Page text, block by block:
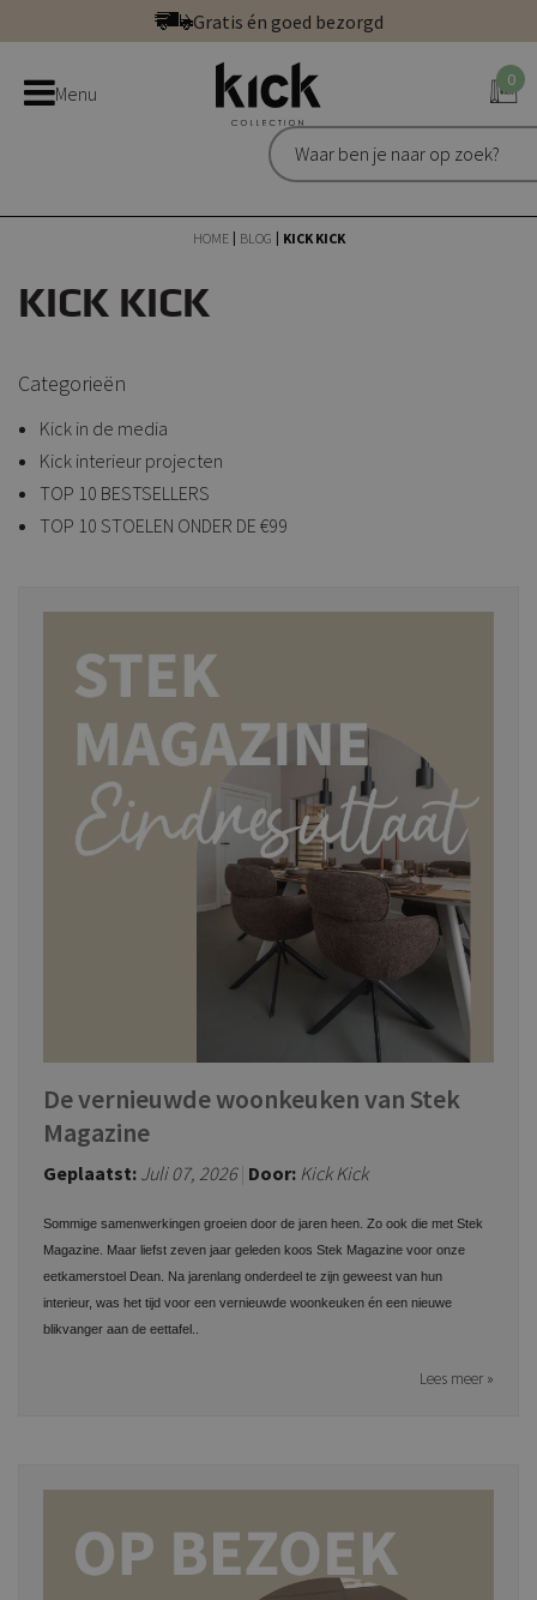
direct
naar
Betaal veilig: direct, achteraf of in 3 delen
Uitstekend | 300+ reviews
Gratis én goed bezorgd
Menu
0
HOME BLOG KICK KICK
KICK KICK
De vernieuwde woonkeuken van Stek
Magazine
Geplaatst: Juli 07, 2026 Door: Kick Kick
Sommige samenwerkingen groeien door de jaren heen. Zo ook die met Stek
Magazine. Maar liefst zeven jaar geleden koos Stek Magazine voor onze
eetkamerstoel Dean. Na jarenlang onderdeel te zijn geweest van hun
interieur, was het tijd voor een vernieuwde woonkeuken én een nieuwe
blikvanger aan de eettafel.
Lees meer »
Categorieën
Kick in de media
Kick interieur projecten
TOP 10 BESTSELLERS
TOP 10 STOELEN ONDER DE €99